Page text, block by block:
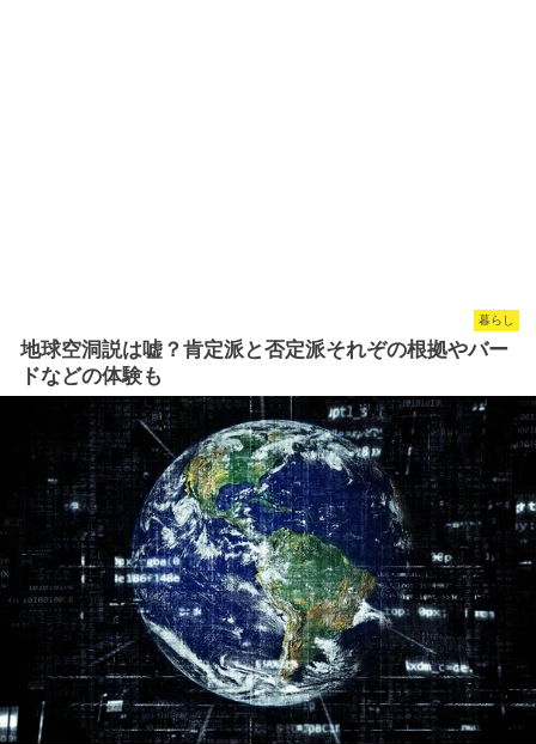
暮らし
地球空洞説は嘘？肯定派と否定派それぞの根拠やバー
ドなどの体験も